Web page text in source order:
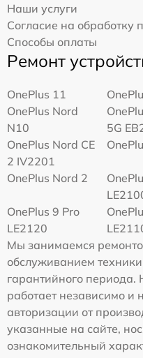
Наши услуги
Согласие на
Способы оплаты
Ремонт
OnePlus 11
OnePlus Nord
N10
5G
OnePlus Nord CE
2 IV2201
OnePlus Nord 2
OnePlus 9 Pro
LE2120
Мы занимаемся
обслуживанием
гарантийного периода.
работает независимо и
авторизации от
указанные на сайте,
ознакомительный